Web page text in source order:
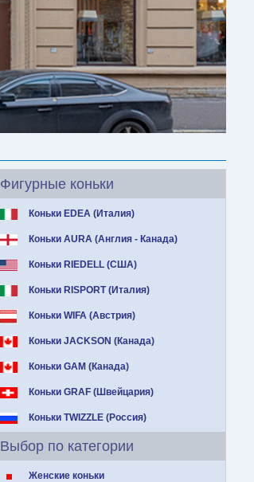
Фигурные коньки
Коньки EDEA (Италия)
Коньки AURA (Англия - Канада)
Коньки RIEDELL (США)
Коньки RISPORT (Италия)
Коньки WIFA (Австрия)
Коньки JACKSON (Канада)
Коньки GAM (Канада)
Коньки GRAF (Швейцария)
Коньки TWIZZLE (Россия)
Выбор по категории
Женские коньки